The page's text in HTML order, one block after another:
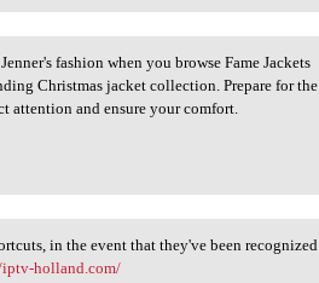
fashion when you browse Fame Jackets
Christmas jacket collection. Prepare for the
attention and ensure your comfort.
in the event that they've been recognized
holland.com/